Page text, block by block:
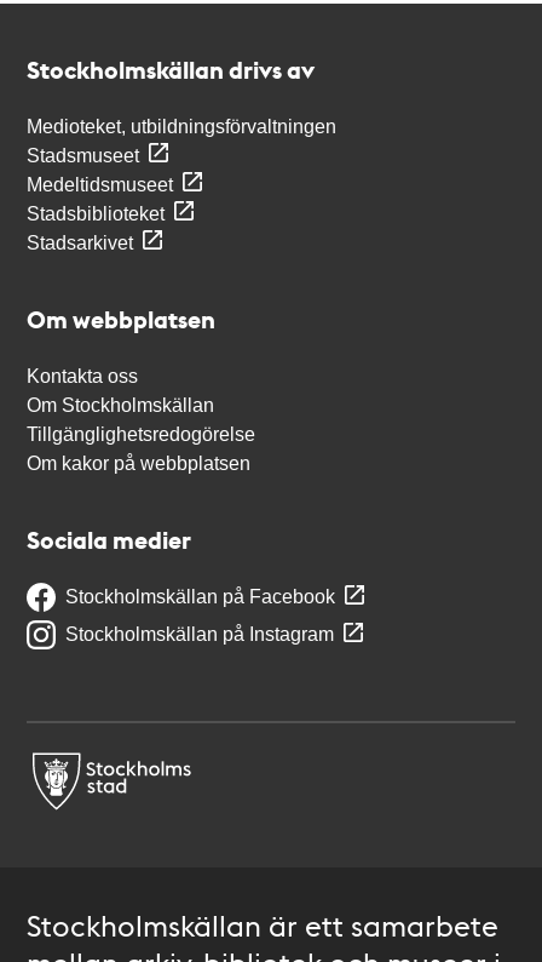
Stockholmskällan drivs av
Medioteket, utbildningsförvaltningen
Stadsmuseet
Medeltidsmuseet
Stadsbiblioteket
Stadsarkivet
Om webbplatsen
Kontakta oss
Om Stockholmskällan
Tillgänglighetsredogörelse
Om kakor på webbplatsen
Sociala medier
Stockholmskällan på Facebook
Stockholmskällan på Instagram
Stockholmskällan är ett samarbete